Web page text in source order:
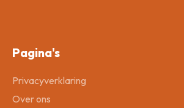
Pagina's
Privacyverklaring
Over ons